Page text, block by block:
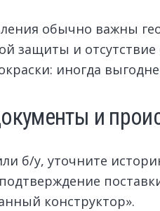
обычно важны
защиты и
иногда
и
б/у, уточните
конструктор».